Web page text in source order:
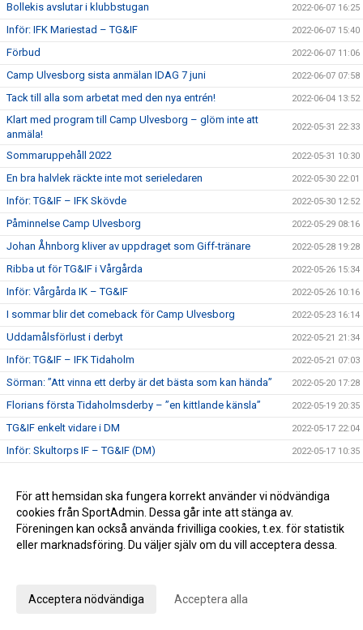
Bollekis avslutar i klubbstugan 2022-06-07 16:25
Inför: IFK Mariestad – TG&IF 2022-06-07 15:40
Förbud 2022-06-07 11:06
Camp Ulvesborg sista anmälan IDAG 7 juni 2022-06-07 07:58
Tack till alla som arbetat med den nya entrén! 2022-06-04 13:52
Klart med program till Camp Ulvesborg – glöm inte att
anmäla!
2022-05-31 22:33
Sommaruppehåll 2022 2022-05-31 10:30
En bra halvlek räckte inte mot serieledaren 2022-05-30 22:01
Inför: TG&IF – IFK Skövde 2022-05-30 12:52
Påminnelse Camp Ulvesborg 2022-05-29 08:16
Johan Åhnborg kliver av uppdraget som Giff-tränare 2022-05-28 19:28
Ribba ut för TG&IF i Vårgårda 2022-05-26 15:34
Inför: Vårgårda IK – TG&IF 2022-05-26 10:16
I sommar blir det comeback för Camp Ulvesborg 2022-05-23 16:14
Uddamålsförlust i derbyt 2022-05-21 21:34
Inför: TG&IF – IFK Tidaholm 2022-05-21 07:03
Sörman: ”Att vinna ett derby är det bästa som kan hända” 2022-05-20 17:28
Florians första Tidaholmsderby – ”en kittlande känsla” 2022-05-19 20:35
TG&IF enkelt vidare i DM 2022-05-17 22:04
Inför: Skultorps IF – TG&IF (DM) 2022-05-17 10:35
Lördagens match skjuts upp! 2022-05-06 14:42
Äntligen Bilbingon drar igång – premiär 10 maj! 2022-05-06 13:02
Dubbla Giff-segrar i inledningen av U-lagsserien 2022-05-04 16:34
Första matchen på Ulvesborg – årets första trepoängare
För att hemsidan ska fungera korrekt använder vi nödvändiga
cookies från SportAdmin. Dessa går inte att stänga av.
Föreningen kan också använda frivilliga cookies, t.ex. för statistik
eller marknadsföring. Du väljer själv om du vill acceptera dessa.
Acceptera nödvändiga Acceptera alla